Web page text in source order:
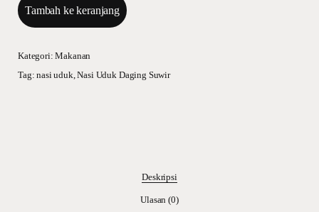
Tambah ke keranjang
Kategori:Makanan
Tag:nasi uduk ,Nasi Uduk Daging Suwir
Deskripsi
Ulasan (0)